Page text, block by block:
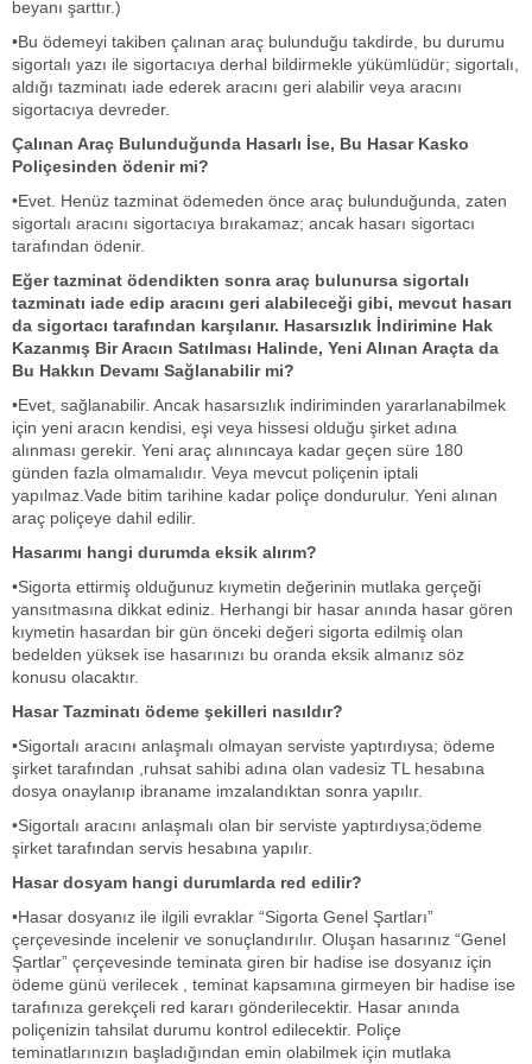
beyanı şarttır.)
•Bu ödemeyi takiben çalınan araç bulunduğu takdirde, bu durumu
sigortalı yazı ile sigortacıya derhal bildirmekle yükümlüdür; sigortalı,
aldığı tazminatı iade ederek aracını geri alabilir veya aracını
sigortacıya devreder.
Çalınan Araç Bulunduğunda Hasarlı İse, Bu Hasar Kasko
Poliçesinden ödenir mi?
•Evet. Henüz tazminat ödemeden önce araç bulunduğunda, zaten
sigortalı aracını sigortacıya bırakamaz; ancak hasarı sigortacı
tarafından ödenir.
Eğer tazminat ödendikten sonra araç bulunursa sigortalı
tazminatı iade edip aracını geri alabileceği gibi, mevcut hasarı
da sigortacı tarafından karşılanır. Hasarsızlık İndirimine Hak
Kazanmış Bir Aracın Satılması Halinde, Yeni Alınan Araçta da
Bu Hakkın Devamı Sağlanabilir mi?
•Evet, sağlanabilir. Ancak hasarsızlık indiriminden yararlanabilmek
için yeni aracın kendisi, eşi veya hissesi olduğu şirket adına
alınması gerekir. Yeni araç alınıncaya kadar geçen süre 180
günden fazla olmamalıdır. Veya mevcut poliçenin iptali
yapılmaz.Vade bitim tarihine kadar poliçe dondurulur. Yeni alınan
araç poliçeye dahil edilir.
Hasarımı hangi durumda eksik alırım?
•Sigorta ettirmiş olduğunuz kıymetin değerinin mutlaka gerçeği
yansıtmasına dikkat ediniz. Herhangi bir hasar anında hasar gören
kıymetin hasardan bir gün önceki değeri sigorta edilmiş olan
bedelden yüksek ise hasarınızı bu oranda eksik almanız söz
konusu olacaktır.
Hasar Tazminatı ödeme şekilleri nasıldır?
•Sigortalı aracını anlaşmalı olmayan serviste yaptırdıysa; ödeme
şirket tarafından ,ruhsat sahibi adına olan vadesiz TL hesabına
dosya onaylanıp ibraname imzalandıktan sonra yapılır.
•Sigortalı aracını anlaşmalı olan bir serviste yaptırdıysa;ödeme
şirket tarafından servis hesabına yapılır.
Hasar dosyam hangi durumlarda red edilir?
•Hasar dosyanız ile ilgili evraklar “Sigorta Genel Şartları”
çerçevesinde incelenir ve sonuçlandırılır. Oluşan hasarınız “Genel
Şartlar” çerçevesinde teminata giren bir hadise ise dosyanız için
ödeme günü verilecek , teminat kapsamına girmeyen bir hadise ise
tarafınıza gerekçeli red kararı gönderilecektir. Hasar anında
poliçenizin tahsilat durumu kontrol edilecektir. Poliçe
teminatlarınızın başladığından emin olabilmek için mutlaka